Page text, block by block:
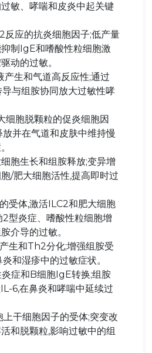
敏、哮喘和皮炎中起关键
反应的抗炎细胞因子;低产量
制IgE和嗜酸性粒细胞激
动的过敏。
产生和气道高反应性;通过
与组胺协同放大过敏性哮
细胞脱颗粒的促炎细胞因
并在气道和皮肤中维持慢
胞生长和组胺释放;变异增
/肥大细胞活性,提高即时过
受体,激活ILC2和肥大细胞
2型炎症、嗜酸性粒细胞增
介导的过敏。
生和Th2分化;增强组胺受
和湿疹中的过敏症状。
炎症和B细胞IgE转换;组胺
6,在鼻炎和哮喘中延续过
上干细胞因子的受体;突变改
和脱颗粒,影响过敏中的组